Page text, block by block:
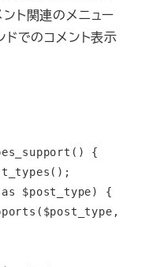
ト関連のメニュー
ドでのコメント表示
{